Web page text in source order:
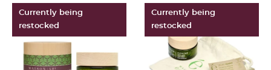
Currently being
restocked
Currently being
restocked